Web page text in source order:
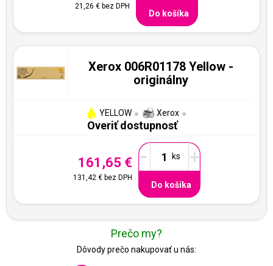
21,26 € bez DPH
Do košíka
Xerox 006R01178 Yellow -
originálny
YELLOW Xerox
Overiť dostupnosť
161,65 €
131,42 €bez DPH
- +
Do košíka
Prečo my?
Dôvody prečo nakupovať u nás: